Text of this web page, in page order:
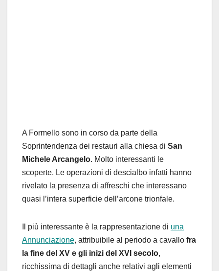
A Formello sono in corso da parte della
Soprintendenza dei restauri alla chiesa di San
Michele Arcangelo. Molto interessanti le
scoperte. Le operazioni di descialbo infatti hanno
rivelato la presenza di affreschi che interessano
quasi l’intera superficie dell’arcone trionfale.
Il più interessante è la rappresentazione di una
Annunciazione, attribuibile al periodo a cavallo fra
la fine del XV e gli inizi del XVI secolo,
ricchissima di dettagli anche relativi agli elementi